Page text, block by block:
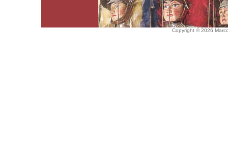
Copyright © 2026